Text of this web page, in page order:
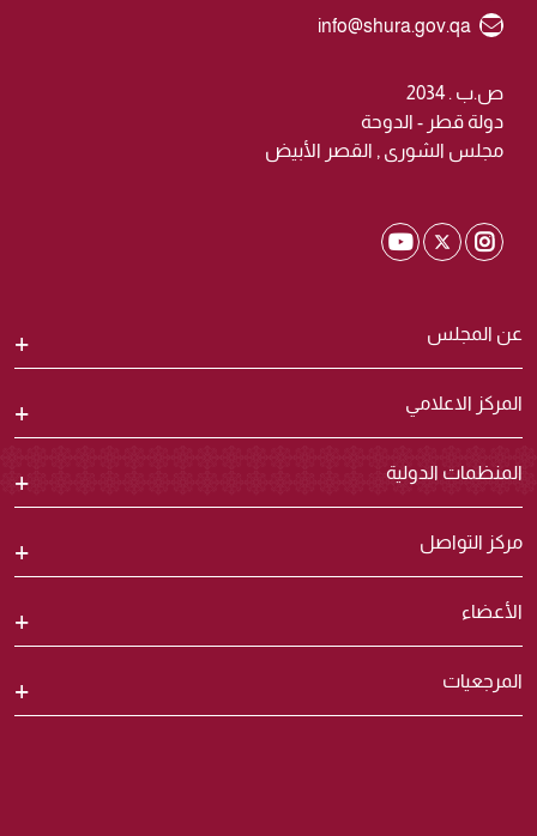
عن المجلس
المركز الاعلامي
المنظمات الدولية
مركز التواصل
الأعضاء
المرجعيات
Email ID
info@shura.gov.qa
ص.ب . 2034
دولة قطر - الدوحة
مجلس الشورى , القصر الأبيض
Shura Instagram
Shura Twitter
Shura Youtube